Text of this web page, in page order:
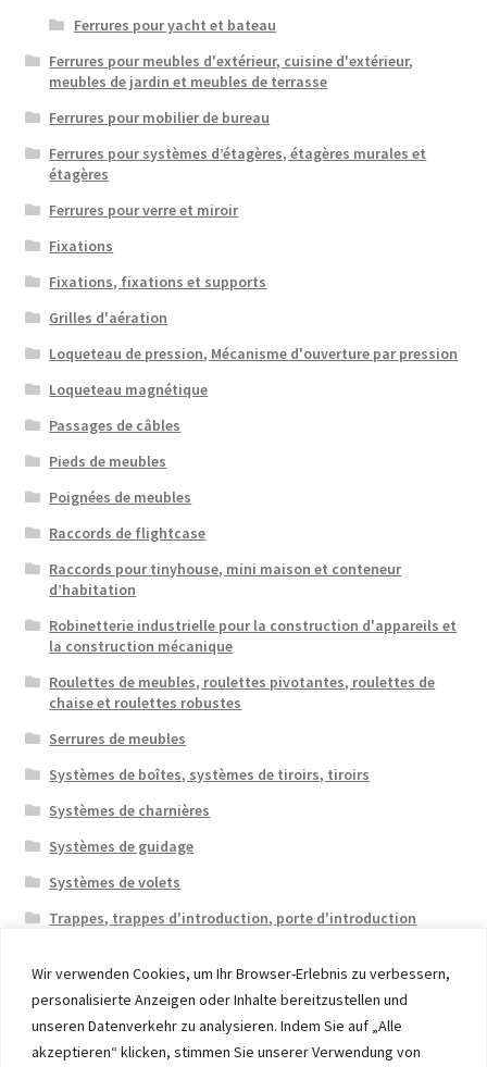
Wir verwenden Cookies, um Ihr Browser-Erlebnis zu verbessern,
personalisierte Anzeigen oder Inhalte bereitzustellen und
unseren Datenverkehr zu analysieren. Indem Sie auf „Alle
akzeptieren“ klicken, stimmen Sie unserer Verwendung von
Ferrures pour yacht et bateau
Ferrures pour meubles d'extérieur, cuisine d'extérieur,
meubles de jardin et meubles de terrasse
Ferrures pour mobilier de bureau
Ferrures pour systèmes d’étagères, étagères murales et
étagères
Ferrures pour verre et miroir
Fixations
Fixations, fixations et supports
Grilles d'aération
Loqueteau de pression, Mécanisme d'ouverture par pression
Loqueteau magnétique
Passages de câbles
Pieds de meubles
Poignées de meubles
Raccords de flightcase
Raccords pour tinyhouse, mini maison et conteneur
d’habitation
Robinetterie industrielle pour la construction d'appareils et
la construction mécanique
Roulettes de meubles, roulettes pivotantes, roulettes de
chaise et roulettes robustes
Serrures de meubles
Systèmes de boîtes, systèmes de tiroirs, tiroirs
Systèmes de charnières
Systèmes de guidage
Systèmes de volets
Trappes, trappes d'introduction, porte d'introduction